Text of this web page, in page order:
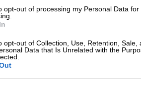
opt-out of processing my Personal Data for
opt-out of Collection, Use, Retention, Sale,
Data that Is Unrelated with the
η Μάρω είναι η
τα οπίσθια ο
και της βάζουν χέρι.
περισσότερο σε αυτό το
ούτε Αμαζόνα. Η
για όσα της συνέβησαν.